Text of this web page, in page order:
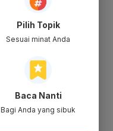
Pilih Topik
Sesuai minat Anda
Baca Nanti
Bagi Anda yang sibuk